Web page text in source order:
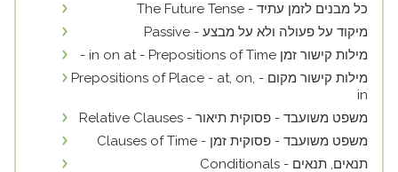
כל מבנים לזמן עתיד - The Future Tense
מיקוד על פעולה ולא על מבצע - Passive
מילות קישור זמן in on at - Prepositions of Time -
מילות קישור מקום - Prepositions of Place - at, on,
in
משפט משועבד - פסוקית תיאור - Relative Clauses
משפט משועבד - פסוקית זמן - Clauses of Time
תנאים, תנאים - Conditionals